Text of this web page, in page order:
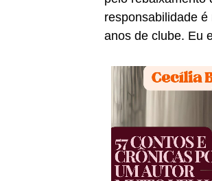
responsabilidade
anos de clube. Eu